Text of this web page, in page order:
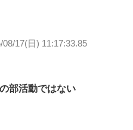
08/17(日) 11:17:33.85
部活動ではない